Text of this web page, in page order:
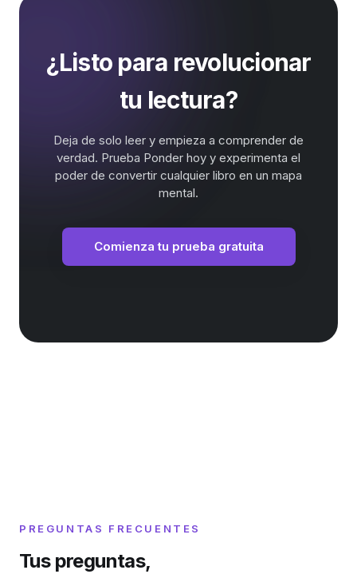
¿Listo para revolucionar
tu lectura?
Deja de solo leer y empieza a comprender de
verdad. Prueba Ponder hoy y experimenta el
poder de convertir cualquier libro en un mapa
mental.
Comienza tu prueba gratuita
PREGUNTAS FRECUENTES
Tus preguntas,